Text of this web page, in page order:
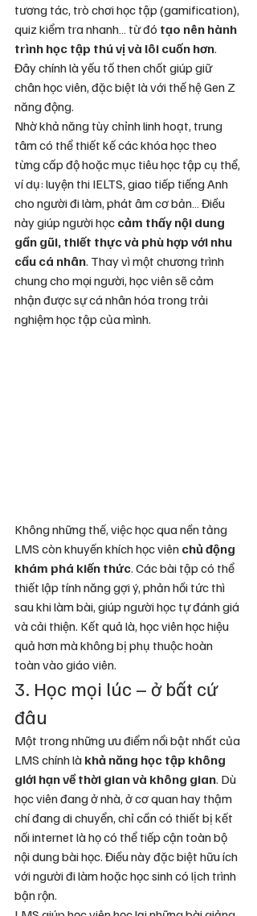
tương tác, trò chơi học tập (gamification),
quiz kiểm tra nhanh… từ đó tạo nên hành
trình học tập thú vị và lôi cuốn hơn.
Đây chính là yếu tố then chốt giúp giữ
chân học viên, đặc biệt là với thế hệ Gen Z
năng động.
Nhờ khả năng tùy chỉnh linh hoạt, trung
tâm có thể thiết kế các khóa học theo
từng cấp độ hoặc mục tiêu học tập cụ thể,
ví dụ: luyện thi IELTS, giao tiếp tiếng Anh
cho người đi làm, phát âm cơ bản… Điều
này giúp người học cảm thấy nội dung
gần gũi, thiết thực và phù hợp với nhu
cầu cá nhân. Thay vì một chương trình
chung cho mọi người, học viên sẽ cảm
nhận được sự cá nhân hóa trong trải
nghiệm học tập của mình.
Không những thế, việc học qua nền tảng
LMS còn khuyến khích học viên chủ động
khám phá kiến thức. Các bài tập có thể
thiết lập tính năng gợi ý, phản hồi tức thì
sau khi làm bài, giúp người học tự đánh giá
và cải thiện. Kết quả là, học viên học hiệu
quả hơn mà không bị phụ thuộc hoàn
toàn vào giáo viên.
3. Học mọi lúc – ở bất cứ
đâu
Một trong những ưu điểm nổi bật nhất của
LMS chính là khả năng học tập không
giới hạn về thời gian và không gian. Dù
học viên đang ở nhà, ở cơ quan hay thậm
chí đang di chuyển, chỉ cần có thiết bị kết
nối internet là họ có thể tiếp cận toàn bộ
nội dung bài học. Điều này đặc biệt hữu ích
với người đi làm hoặc học sinh có lịch trình
bận rộn.